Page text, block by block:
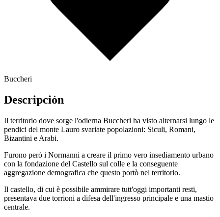
Buccheri
Descripción
Il territorio dove sorge l'odierna Buccheri ha visto alternarsi lungo le
pendici del monte Lauro svariate popolazioni: Siculi, Romani,
Bizantini e Arabi.
Furono però i Normanni a creare il primo vero insediamento urbano
con la fondazione del Castello sul colle e la conseguente
aggregazione demografica che questo portò nel territorio.
Il castello, di cui è possibile ammirare tutt'oggi importanti resti,
presentava due torrioni a difesa dell'ingresso principale e una mastio
centrale.